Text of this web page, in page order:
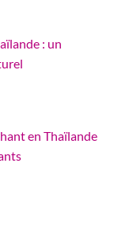
: un
en Thaïlande